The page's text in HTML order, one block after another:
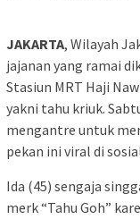
JAKARTA, Wilayah
jajanan yang ramai
Stasiun MRT Haji
yakni tahu kriuk.
mengantre untuk
pekan ini viral di
Ida (45) sengaja
merk “Tahu Goh”